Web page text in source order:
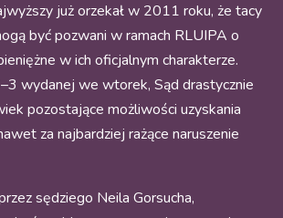
już orzekał w 2011 roku, że tacy
być pozwani w ramach RLUIPA o
w ich oficjalnym charakterze.
wydanej we wtorek, Sąd drastycznie
pozostające możliwości uzyskania
za najbardziej rażące naruszenie
sędziego Neila Gorsucha,